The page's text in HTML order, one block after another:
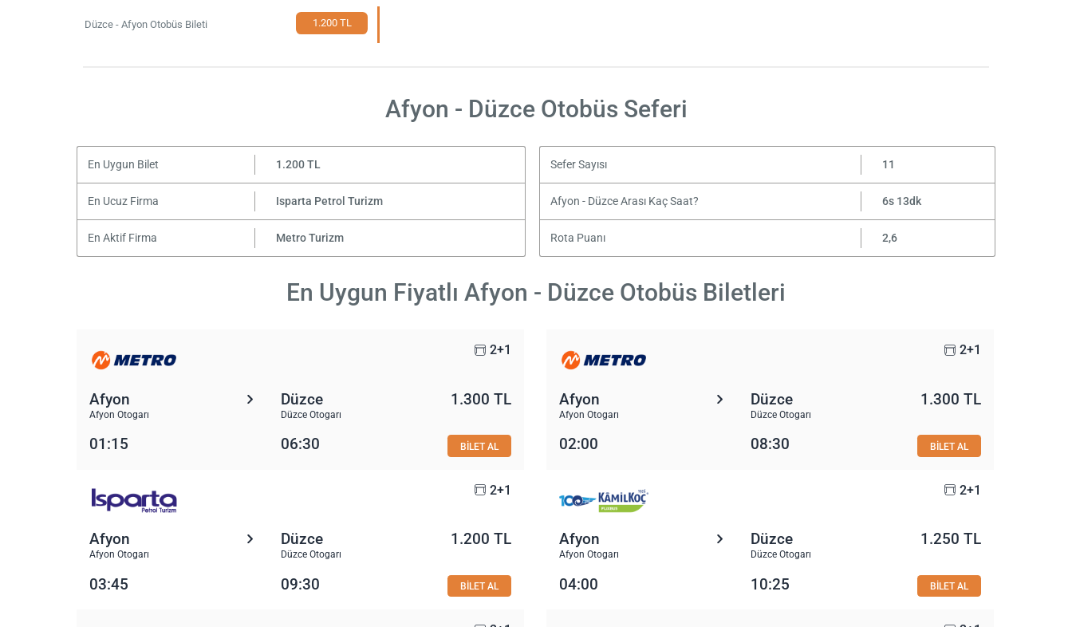
Düzce - Afyon Otobüs Bileti 1.200 TL
Afyon - Düzce Otobüs Seferi
En Uygun Bilet 1.200 TL Sefer Sayısı 11
En Ucuz Firma Isparta Petrol Turizm Afyon - Düzce Arası Kaç Saat? 6s 13dk
En Aktif Firma Metro Turizm Rota Puanı 2,6
En Uygun Fiyatlı Afyon - Düzce Otobüs Biletleri
2+1
Afyon
Afyon Otogarı
Düzce
Düzce Otogarı
1.300 TL
01:15 06:30 BİLET AL
2+1
Afyon
Afyon Otogarı
Düzce
Düzce Otogarı
1.300 TL
02:00 08:30 BİLET AL
2+1
Afyon
Afyon Otogarı
Düzce
Düzce Otogarı
1.200 TL
03:45 09:30 BİLET AL
2+1
Afyon
Afyon Otogarı
Düzce
Düzce Otogarı
1.250 TL
04:00 10:25 BİLET AL